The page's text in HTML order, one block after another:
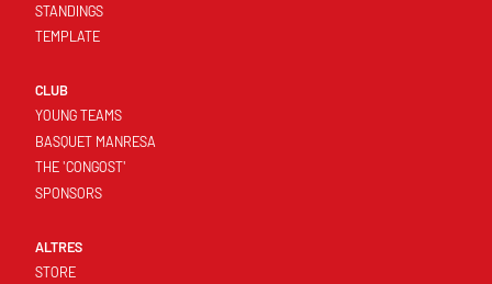
STANDINGS
TEMPLATE
CLUB
YOUNG TEAMS
BASQUET MANRESA
THE 'CONGOST'
SPONSORS
ALTRES
STORE